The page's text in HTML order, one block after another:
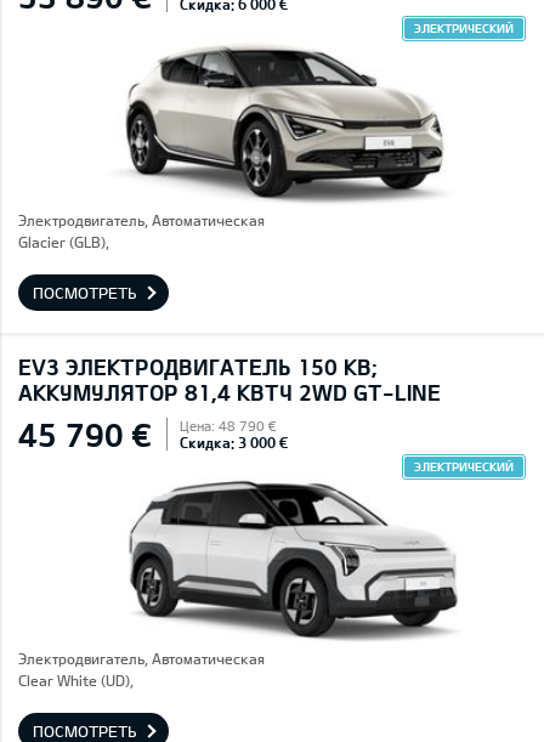
Скидка: 6 000 €
ЭЛЕКТРИЧЕСКИЙ
Электродвигатель, Автоматическая
Glacier (GLB),
ПОСМОТРЕТЬ
EV3 ЭЛЕКТРОДВИГАТЕЛЬ 150 КВ;
AККУМУЛЯТОР 81,4 КВТЧ 2WD GT-LINE
45 790 € Цена: 48 790 €
Скидка: 3 000 €
ЭЛЕКТРИЧЕСКИЙ
Электродвигатель, Автоматическая
Clear White (UD),
ПОСМОТРЕТЬ